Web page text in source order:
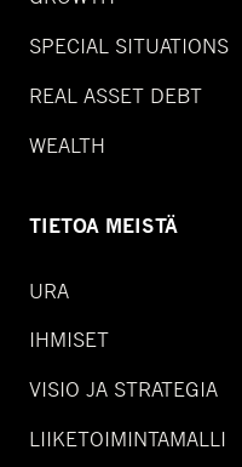
SPECIAL SITUATIONS
REAL ASSET DEBT
WEALTH
TIETOA MEISTÄ
URA
IHMISET
VISIO JA STRATEGIA
LIIKETOIMINTAMALLI